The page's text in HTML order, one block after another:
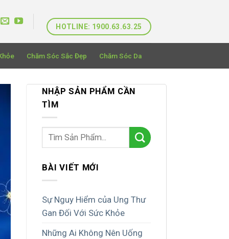
HOTLINE: 1900.63.63.25
Chăm Sóc Sắc Đẹp Chăm Sóc Da
NHẬP SẢN PHẨM CẦN
TÌM
BÀI VIẾT MỚI
Sự Nguy Hiểm của Ung Thư
Gan Đối Với Sức Khỏe
Những Ai Không Nên Uống